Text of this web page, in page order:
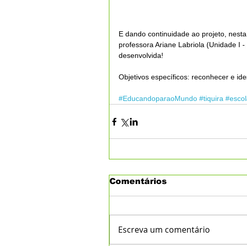
E dando continuidade ao projeto,
professora Ariane Labriola (Unidade I
desenvolvida!
Objetivos específicos: reconhecer e
#EducandoparaoMundo #tiquira
Comentários
Escreva um comentário